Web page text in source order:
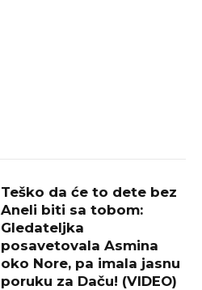
Teško da će to dete bez
Aneli biti sa tobom:
Gledateljka
posavetovala Asmina
oko Nore, pa imala jasnu
poruku za Daču! (VIDEO)